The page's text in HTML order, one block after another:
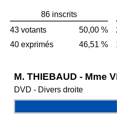
86 inscrits
43 votants
50,00 %
40 exprimés
46,51 %
M. THIEBAUD - Mme
DVD - Divers droite